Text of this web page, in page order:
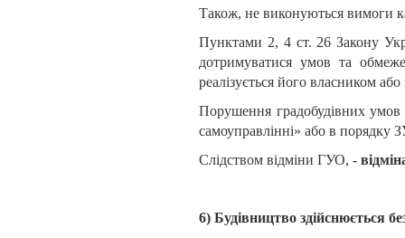
Також, не виконуються вимоги
Пунктами 2, 4 ст. 26 Закону
дотримуватися умов та
реалізується його власником
Порушення градобудівних умов
самоуправлінні» або в порядку
Слідством відміни ГУО, -
6) Будівництво здійснюється